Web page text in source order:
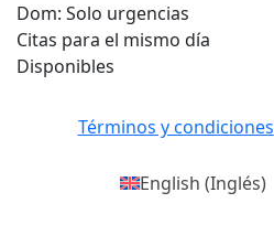
Dom: Solo urgencias
Citas para el mismo día
Disponibles
Términos y condiciones
English (Inglés)